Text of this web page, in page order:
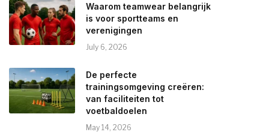
Waarom teamwear belangrijk
is voor sportteams en
verenigingen
July 6, 2026
De perfecte
trainingsomgeving creëren:
van faciliteiten tot
voetbaldoelen
May 14, 2026